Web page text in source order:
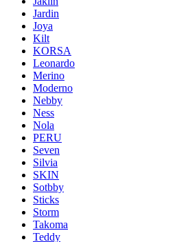
Jardin
Joya
Kilt
KORSA
Leonardo
Merino
Moderno
Nebby
Ness
Nola
PERU
Seven
Silvia
SKIN
Sotbby
Sticks
Storm
Takoma
Teddy